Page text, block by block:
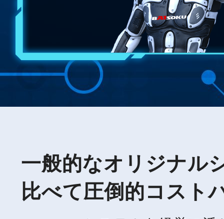
一般的なオリジナル
比べて圧倒的コスト